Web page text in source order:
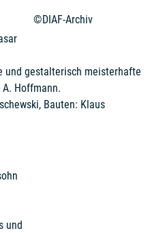
©DIAF-Archiv
und gestalterisch meisterhafte
A. Hoffmann.
Bauten: Klaus
und